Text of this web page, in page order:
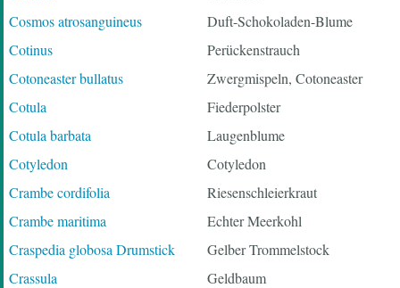
Cosmos atrosanguineus
Duft-Schokoladen-Blume
Cotinus
Perückenstrauch
Cotoneaster bullatus
Zwergmispeln, Cotoneaster
Cotula
Fiederpolster
Cotula barbata
Laugenblume
Cotyledon
Cotyledon
Crambe cordifolia
Riesenschleierkraut
Crambe maritima
Echter Meerkohl
Craspedia globosa Drumstick
Gelber Trommelstock
Crassula
Geldbaum